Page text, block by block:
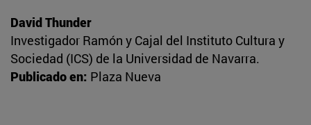
David Thunder
Investigador Ramón y Cajal del Instituto Cultura y
Sociedad (ICS) de la Universidad de Navarra.
Publicado en: Plaza Nueva